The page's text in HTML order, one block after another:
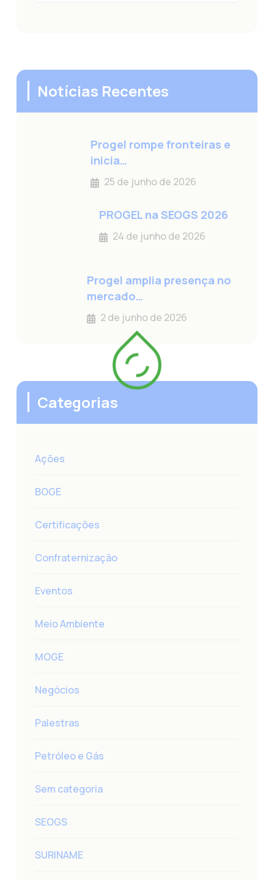
Notícias Recentes
Progel rompe fronteiras e
inicia…
25 de junho de 2026
PROGEL na SEOGS 2026
24 de junho de 2026
Progel amplia presença no
mercado…
2 de junho de 2026
Categorias
Ações
BOGE
Certificações
Confraternização
Eventos
Meio Ambiente
MOGE
Negócios
Palestras
Petróleo e Gás
Sem categoria
SEOGS
SURINAME